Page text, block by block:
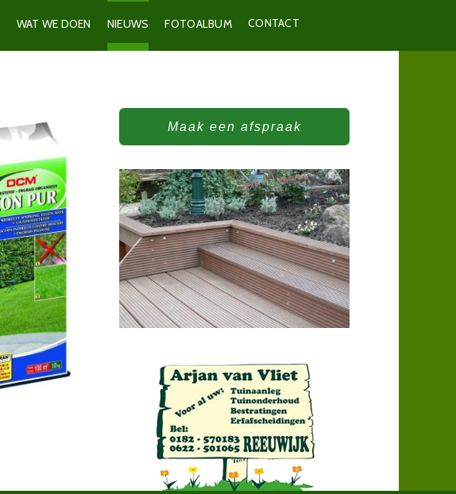
CONTACT
WAT WE DOEN NIEUWS FOTOALBUM
Maak een afspraak